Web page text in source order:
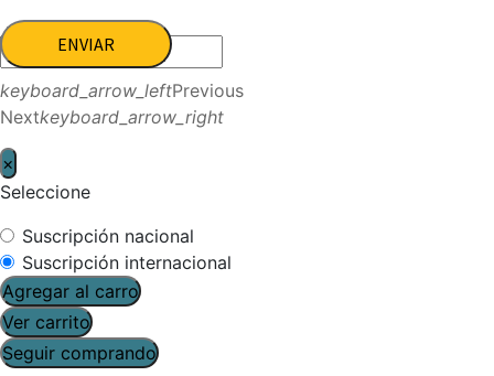
ENVIAR
keyboard_arrow_leftPrevious
Nextkeyboard_arrow_right
×
Seleccione
Suscripción nacional
Suscripción internacional
Agregar al carro
Ver carrito
Seguir comprando